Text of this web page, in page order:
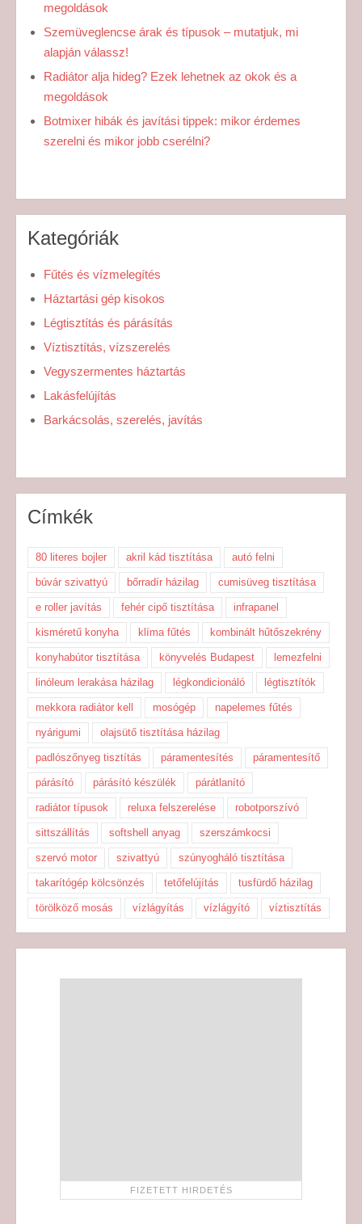
megoldások
Szemüveglencse árak és típusok – mutatjuk, mi
alapján válassz!
Radiátor alja hideg? Ezek lehetnek az okok és a
megoldások
Botmixer hibák és javítási tippek: mikor érdemes
szerelni és mikor jobb cserélni?
Kategóriák
Fűtés és vízmelegítés
Háztartási gép kisokos
Légtisztítás és párásítás
Víztisztítás, vízszerelés
Vegyszermentes háztartás
Lakásfelújítás
Barkácsolás, szerelés, javítás
Címkék
80 literes bojler akril kád tisztítása autó felni
búvár szivattyú bőrradír házilag cumisüveg tisztítása
e roller javítás fehér cipő tisztítása infrapanel
kisméretű konyha klíma fűtés kombinált hűtőszekrény
konyhabútor tisztítása könyvelés Budapest lemezfelni
linóleum lerakása házilag légkondicionáló légtisztítók
mekkora radiátor kell mosógép napelemes fűtés
nyárigumi olajsütő tisztítása házilag
padlószőnyeg tisztítás páramentesítés páramentesítő
párásító párásító készülék párátlanító
radiátor típusok reluxa felszerelése robotporszívó
sittszállítás softshell anyag szerszámkocsi
szervó motor szivattyú szúnyogháló tisztítása
takarítógép kölcsönzés tetőfelújítás tusfürdő házilag
törölköző mosás vízlágyítás vízlágyító víztisztítás